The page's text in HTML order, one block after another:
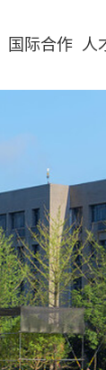
国际合作 人